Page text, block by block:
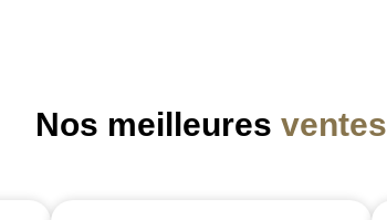
Nos meilleures ventes